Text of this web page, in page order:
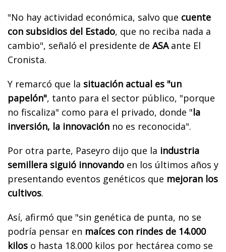
"No hay actividad económica, salvo que cuente
con subsidios del Estado, que no reciba nada a
cambio", señaló el presidente de ASAante El
Cronista.
Y remarcó que la situación actual es "un
papelón", tanto para el sector público, "porque
no fiscaliza" como para el privado, donde "la
inversión, la innovación no es reconocida".
Por otra parte, Paseyro dijo que la industria
semillera siguió innovando en los últimos años y
presentando eventos genéticos que mejoran los
cultivos.
Así, afirmó que "sin genética de punta, no se
podría pensar en maíces con rindes de 14.000
kilos o hasta 18.000 kilos por hectárea como se